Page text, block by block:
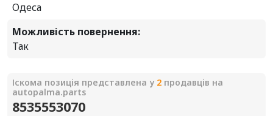
Одеса
Можливість повернення:
Так
Іскома позиція представлена у 2 продавців на
autopalma.parts
8535553070